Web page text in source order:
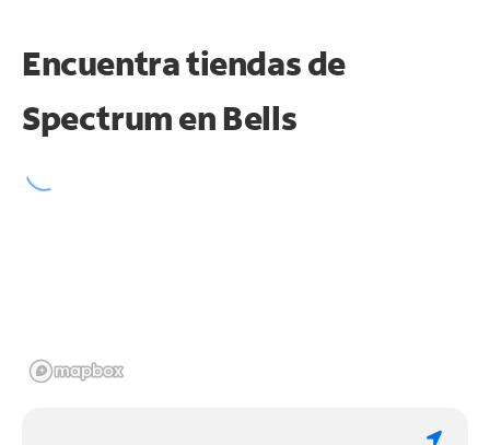
Encuentra tiendas de
Spectrum en Bells